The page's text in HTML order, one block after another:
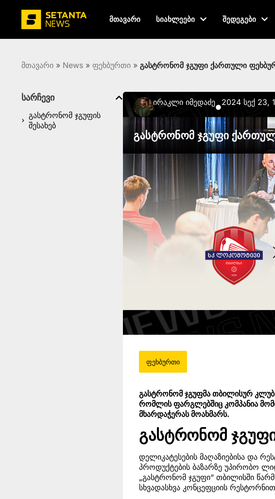
მთავარი სიახლეები შედეგები
მთავარი » News » ფეხბურთი » გასტრონომ ჯგუფი ქართული
სარჩევი
გასტრონომ ჯგუფის
შესახებ
Ირაკლი Იმედაძე●2024 სექ 23,
გასტრონომ ჯგუფი
ფეხბურთი
გასტრონომ ჯგუფმა თბილისურ
რომლის ფარგლებშიც კომპანია
მხარდაჭერას მოახმარს.
გასტრონომ
დელიკატესების მაღაზიებისა და
პროდუქტების ბაზარზე უპირობო
„გასტრონომ ჯგუფი“ თბილისში
სხვადასხვა კონცეფციის